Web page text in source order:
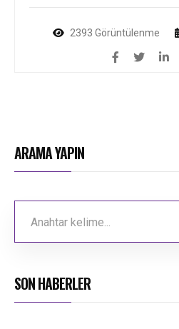
2393 Görüntülenme
ARAMA YAPIN
SON HABERLER